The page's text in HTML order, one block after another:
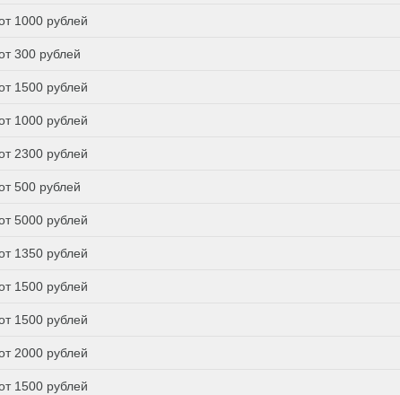
1000 рублей
300 рублей
1500 рублей
1000 рублей
2300 рублей
500 рублей
5000 рублей
1350 рублей
1500 рублей
1500 рублей
2000 рублей
1500 рублей